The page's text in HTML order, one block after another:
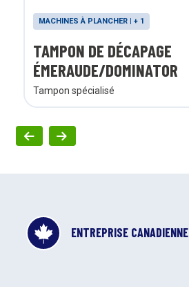
MACHINES À PLANCHER | + 1
TAMPON DE DÉCAPAGE
ÉMERAUDE/DOMINATOR
Tampon spécialisé
ENTREPRISE CANADIENNE